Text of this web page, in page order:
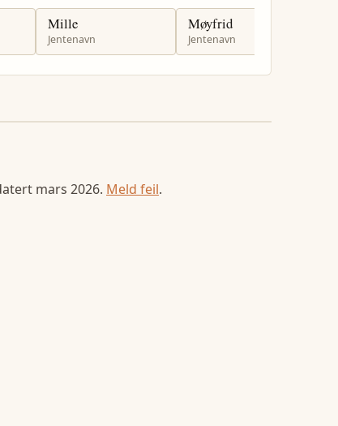
Mille
Jentenavn
Møyfrid
Jentenavn
mars 2026. Meld feil.